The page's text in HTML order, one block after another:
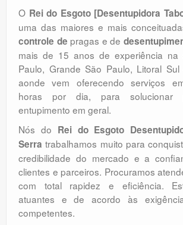
O Rei do Esgoto [Desentupidora
uma das maiores e mais
controle de pragas e de
mais de 15 anos de experiência na
Paulo, Grande São Paulo, Litoral
aonde vem oferecendo serviços
horas por dia, para solucionar
entupimento em geral.
Nós do Rei do Esgoto
Serra trabalhamos muito para
credibilidade do mercado e a
clientes e parceiros. Procuramos
com total rapidez e eficiência.
atuantes e de acordo às
competentes.